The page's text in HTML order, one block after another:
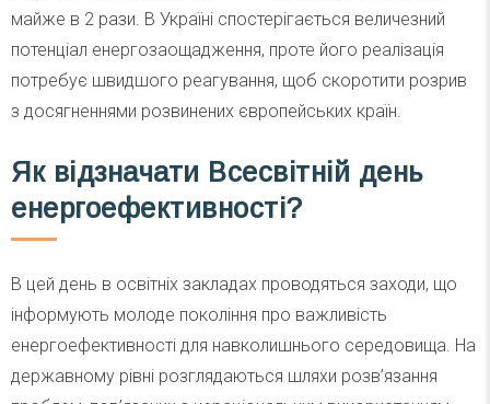
майже в 2 рази. В Україні спостерігається величезний
потенціал енергозаощадження, проте його реалізація
потребує швидшого реагування, щоб скоротити розрив
з досягненнями розвинених європейських країн.
Як відзначати Всесвітній день
енергоефективності?
В цей день в освітніх закладах проводяться заходи, що
інформують молоде покоління про важливість
енергоефективності для навколишнього середовища. На
державному рівні розглядаються шляхи розв’язання